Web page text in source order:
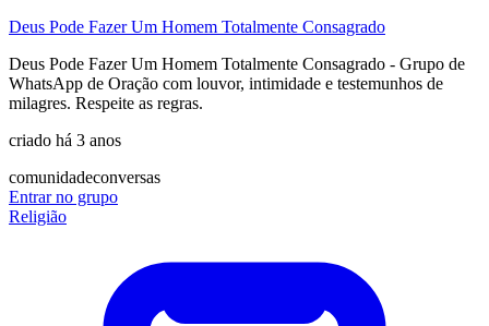
Deus Pode Fazer Um Homem Totalmente Consagrado
Deus Pode Fazer Um Homem Totalmente Consagrado - Grupo de
WhatsApp de Oração com louvor, intimidade e testemunhos de
milagres. Respeite as regras.
criado há 3 anos
comunidadeconversas
Entrar no grupo
Religião